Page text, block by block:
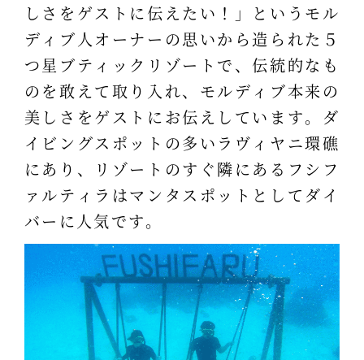
しさをゲストに伝えたい！」というモル
ディブ人オーナーの思いから造られた５
つ星ブティックリゾートで、伝統的なも
のを敢えて取り入れ、モルディブ本来の
美しさをゲストにお伝えしています。ダ
イビングスポットの多いラヴィヤニ環礁
にあり、リゾートのすぐ隣にあるフシフ
ァルティラはマンタスポットとしてダイ
バーに人気です。